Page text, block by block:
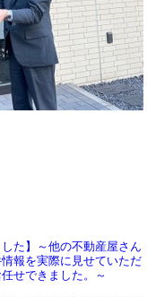
た】～他の不動産屋さん
報を実際に見せていただ
せできました。～